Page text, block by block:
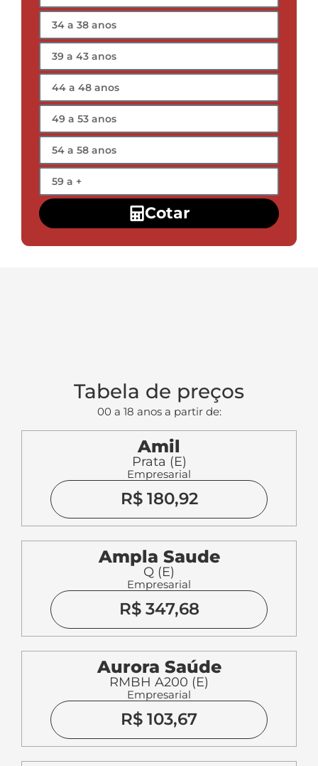
Cotar
Tabela de preços
00 a 18 anos a partir de:
Amil
Prata (E)
Empresarial
R$ 180,92
Ampla Saude
Q (E)
Empresarial
R$ 347,68
Aurora Saúde
RMBH A200 (E)
Empresarial
R$ 103,67